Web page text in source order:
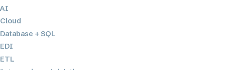
AI
Cloud
Database + SQL
EDI
ETL